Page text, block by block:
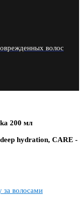
волос
200 мл
hydration, CARE -
за волосами